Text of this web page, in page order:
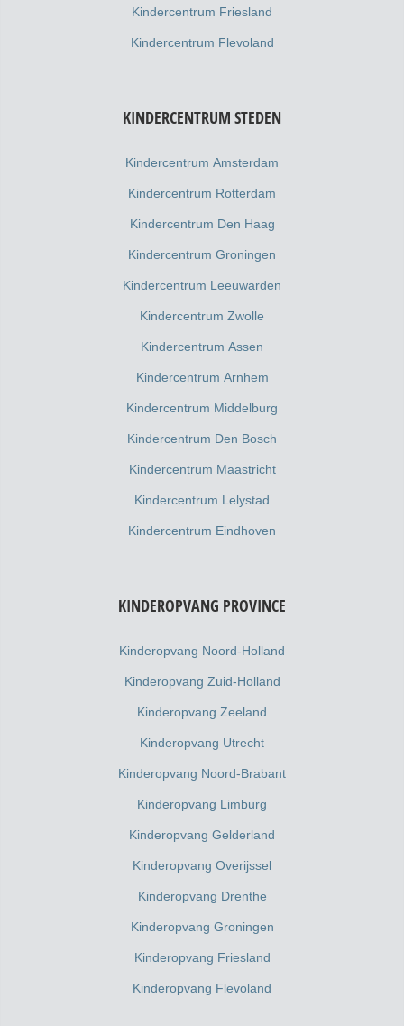
Kindercentrum Friesland
Kindercentrum Flevoland
KINDERCENTRUM STEDEN
Kindercentrum Amsterdam
Kindercentrum Rotterdam
Kindercentrum Den Haag
Kindercentrum Groningen
Kindercentrum Leeuwarden
Kindercentrum Zwolle
Kindercentrum Assen
Kindercentrum Arnhem
Kindercentrum Middelburg
Kindercentrum Den Bosch
Kindercentrum Maastricht
Kindercentrum Lelystad
Kindercentrum Eindhoven
KINDEROPVANG PROVINCE
Kinderopvang Noord-Holland
Kinderopvang Zuid-Holland
Kinderopvang Zeeland
Kinderopvang Utrecht
Kinderopvang Noord-Brabant
Kinderopvang Limburg
Kinderopvang Gelderland
Kinderopvang Overijssel
Kinderopvang Drenthe
Kinderopvang Groningen
Kinderopvang Friesland
Kinderopvang Flevoland